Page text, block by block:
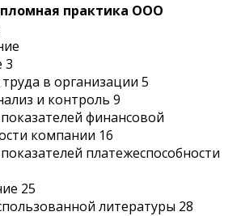
практика ООО
3
в организации 5
и контроль 9
финансовой
компании 16
платежеспособности
25
литературы 28